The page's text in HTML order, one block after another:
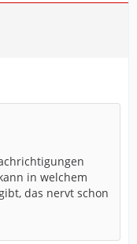
in welchem
das nervt schon